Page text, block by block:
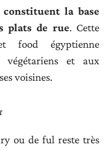
constituent la base
plats de rue. Cette
food égyptienne
végétariens et aux
voisines.
ou de ful reste très